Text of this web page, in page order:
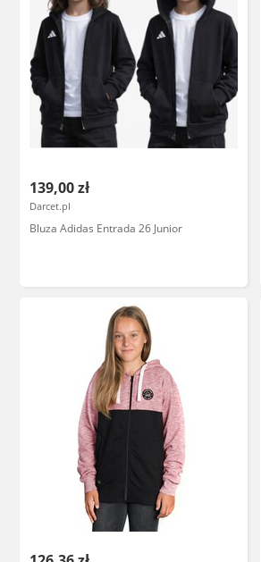
139,00 zł
Darcet.pl
Bluza Adidas Entrada 26 Junior